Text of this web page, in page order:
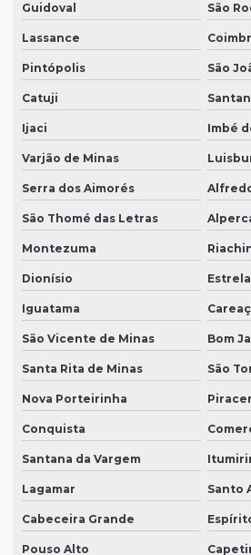
Guidoval São
Lassance
Pintópolis São
Catuji
Ijaci Imbé
Varjão de Minas
Serra dos Aimorés
São Thomé das Letras
Montezuma
Dionísio Estrela
Iguatama
São Vicente de Minas Bom
Santa Rita de Minas São
Nova Porteirinha
Conquista
Santana da Vargem
Lagamar Santo
Cabeceira Grande
Pouso Alto